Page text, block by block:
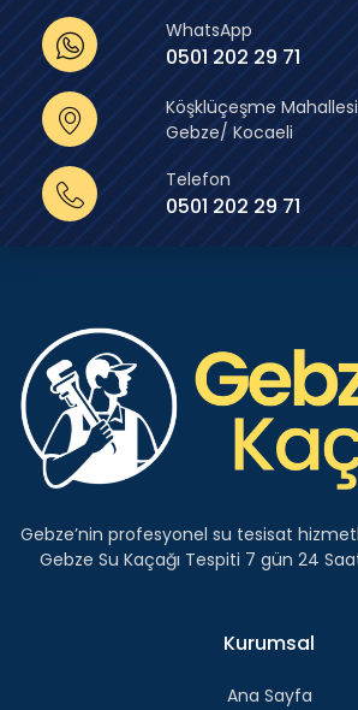
WhatsApp
0501 202 29 71
Köşklüçeşme Mahallesi
Gebze/ Kocaeli
Telefon
0501 202 29 71
Gebze’nin profesyonel su tesisat
Gebze Su Kaçağı Tespiti 7 gün 24
Kurumsal
Ana Sayfa